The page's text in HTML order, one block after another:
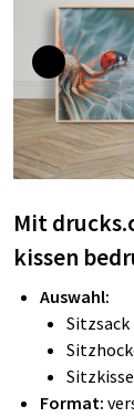
Mit
kissen
Auswahl:
Sitzsack
Format: